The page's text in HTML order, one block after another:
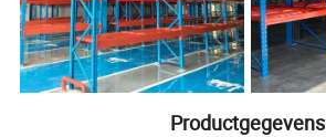
Productgegevens